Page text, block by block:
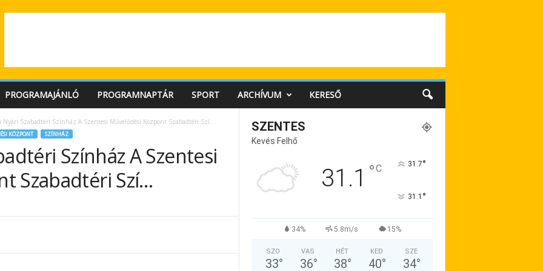
PROGRAMAJÁNLÓ PROGRAMNAPTÁR SPORT ARCHÍVUM KERESŐ
Nyári Szabadtéri Színház A Szentesi Művelődési Központ Szabadtéri Szí…
KÖZPONT SZÍNHÁZ
Színház A Szentesi
Szabadtéri Szí…
SZENTES
Kevés Felhő
31.1 °C 31.7°
31.1 °
34% 5.8m/s 15%
SZO
33°
VAS
36°
HÉT
38°
KED
40°
SZE
34°